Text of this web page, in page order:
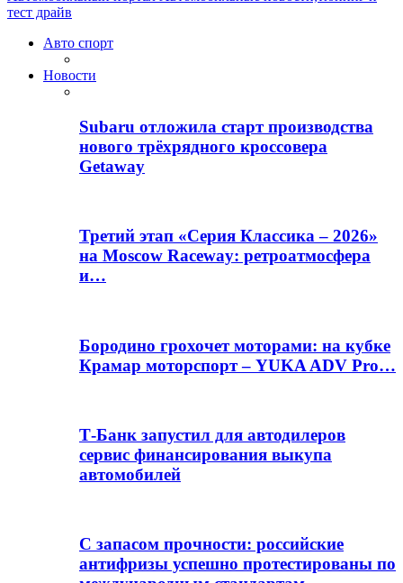
тест драйв
Авто спорт
Новости
Subaru отложила старт производства
нового трёхрядного кроссовера
Getaway
Третий этап «Серия Классика – 2026»
на Moscow Raceway: ретроатмосфера
и…
Бородино грохочет моторами: на кубке
Крамар моторспорт – YUKA ADV Pro…
Т-Банк запустил для автодилеров
сервис финансирования выкупа
автомобилей
С запасом прочности: российские
антифризы успешно протестированы по